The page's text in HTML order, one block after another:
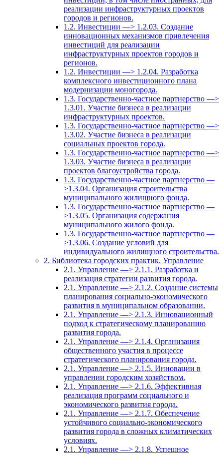
реализации инфраструктурных проектов
городов и регионов.
1.2. Инвестиции —> 1.2.03. Создание
инновационных механизмов привлечения
инвестиций для реализации
инфраструктурных проектов городов и
регионов.
1.2. Инвестиции —> 1.2.04. Разработка
комплексного инвестиционного плана
модернизации моногорода.
1.3. Государственно-частное партнерство —>
1.3.01. Участие бизнеса в реализации
инфраструктурных проектов.
1.3. Государственно-частное партнерство —>
1.3.02. Участие бизнеса в реализации
социальных проектов города.
1.3. Государственно-частное партнерство —>
1.3.03. Участие бизнеса в реализации
проектов благоустройства города.
1.3. Государственно-частное партнерство —
>1.3.04. Организация строительства
муниципального жилищного фонда.
1.3. Государственно-частное партнерство —
>1.3.05. Организация содержания
муниципального жилого фонда.
1.3. Государственно-частное партнерство —
>1.3.06. Создание условий для
индивидуального жилищного строительства.
2. Библиотека городских практик. Управление
2.1. Управление —> 2.1.1. Разработка и
реализация стратегии развития города.
2.1. Управление —> 2.1.2. Создание системы
планирования социально-экономического
развития в муниципальном образовании.
2.1. Управление —> 2.1.3. Инновационный
подход к стратегическому планированию
развития города.
2.1. Управление —> 2.1.4. Организация
общественного участия в процессе
стратегического планирования города.
2.1. Управление —> 2.1.5. Инновации в
управлении городским хозяйством.
2.1. Управление —> 2.1.6. Эффективная
реализация программ социального и
экономического развития города.
2.1. Управление —> 2.1.7. Обеспечение
устойчивого социально-экономического
развития города в сложных климатических
условиях.
2.1. Управление —> 2.1.8. Успешное